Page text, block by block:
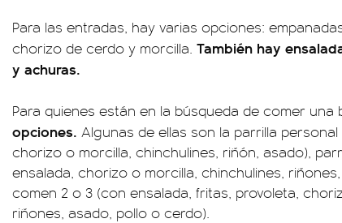
Para las entradas, hay varias opciones:
chorizo de cerdo y morcilla. También hay
y achuras.
Para quienes están en la búsqueda de comer una
opciones. Algunas de ellas son la parrilla
chorizo o morcilla, chinchulines, riñón, asado),
ensalada, chorizo o morcilla, chinchulines,
comen 2 o 3 (con ensalada, fritas, provoleta,
riñones, asado, pollo o cerdo).